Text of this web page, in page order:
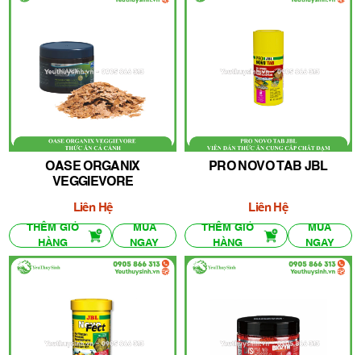
OASE ORGANIX
VEGGIEVORE
Liên Hệ
THÊM GIỎ
HÀNG
MUA
NGAY
PRO NOVO TAB JBL
Liên Hệ
THÊM GIỎ
HÀNG
MUA
NGAY